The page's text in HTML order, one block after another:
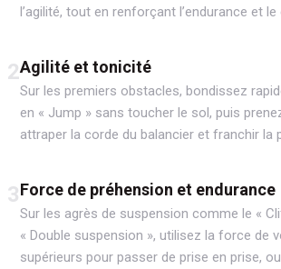
l’agilité, tout en renforçant l’endurance et
2Agilité et tonicité
Sur les premiers obstacles, bondissez
en « Jump » sans toucher le sol, puis
attraper la corde du balancier et franchir la
3Force de préhension et endurance
Sur les agrès de suspension comme le «
« Double suspension », utilisez la force de
supérieurs pour passer de prise en prise,